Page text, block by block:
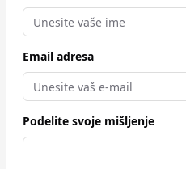
Email adresa
Podelite svoje mišljenje